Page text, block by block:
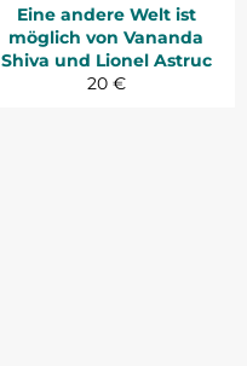
Eine andere Welt ist
möglich von Vananda
Shiva und Lionel Astruc
Normaler
20 €